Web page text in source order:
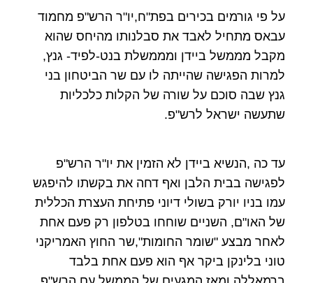
על פי גורמים בכירים בפת"ח,יו"ר הרש"פ מחמוד
עבאס מתחיל לאבד את סבלנותו מהיחס שהוא
מקבל מממשל ביידן ומממשלת בנט-לפיד- גנץ,
למרות הפגישה שהייתה לו עם שר הביטחון בני
גנץ שבה סוכם על שורה של הקלות כלכליות
שתעשה ישראל לרש"פ.
עד כה ,הנשיא ביידן לא הזמין את יו"ר הרש"פ
לפגישה בבית הלבן ואף דחה את בקשתו להיפגש
עמו בניו יורק בשולי דיוני פתיחת העצרת הכללית
של האו"ם, השניים שוחחו בטלפון רק פעם אחת
לאחר מבצע "שומר החומות",שר החוץ האמריקני
טוני בלינקן ביקר אף הוא פעם אחת בלבד